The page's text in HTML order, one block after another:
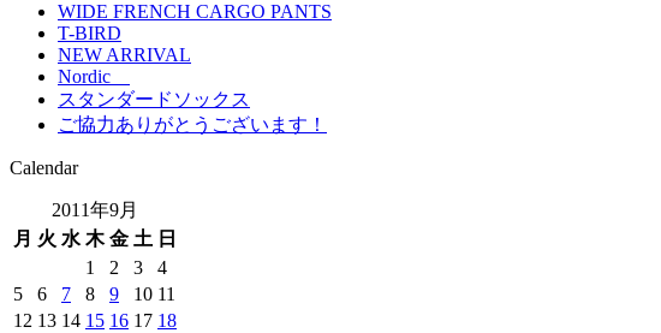
WIDE FRENCH CARGO PANTS
T-BIRD
NEW ARRIVAL
Nordic
スタンダードソックス
ご協力ありがとうございます！
Calendar
2011年9月
月 火 水 木 金 土 日
1
2 3
4
5
6 7 8 9 10 11
12 13 14 15 16 17 18